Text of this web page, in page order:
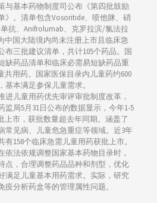
与基本药物制度司公布《第四批鼓励
》。清单包含Vosoritide、喷他脒、硝
抗、Anifrolumab、克罗拉滨/氯法拉
中国大陆境内尚未注册上市且临床急
布三批建议清单，共计105个药品。国
缺药品清单和临床必需易短缺药品重
共用药。国家医保目录内儿童药约600
本满足参保儿童需求。
进儿童用药优先审评审批制度改革，
监局5月31日公布的数据显示，今年1-5
上市，获批数量超去年同期。涵盖了
常见病、儿童危急重症等领域。近3年
有158个临床急需儿童用药获批上市。
依法依规调整国家基本药物目录时，
点，合理调整药品品种和剂型，优化
满足儿童基本用药需求。实际，研究
分析药盒等的管理属性问题。